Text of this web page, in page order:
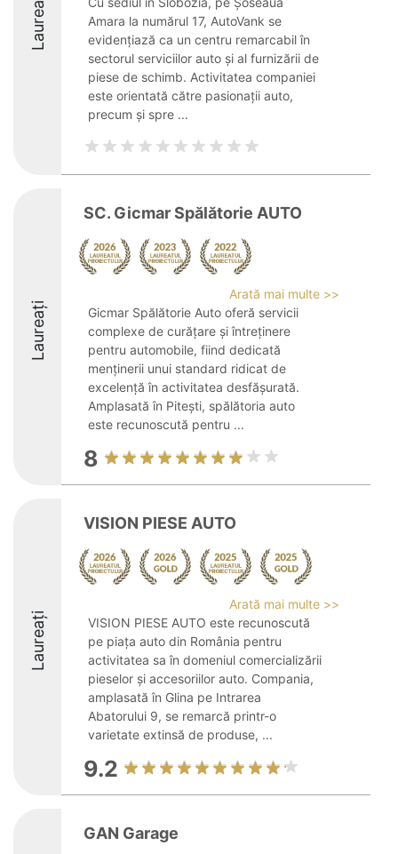
Laureați
Amara la numărul 17, AutoVank se
evidențiază ca un centru remarcabil în
sectorul serviciilor auto și al furnizării de
piese de schimb. Activitatea companiei
este orientată către pasionații auto,
precum și spre ...
Laureați
SC. Gicmar Spălătorie AUTO
Arată mai multe >>
Gicmar Spălătorie Auto oferă servicii
complexe de curățare și întreținere
pentru automobile, fiind dedicată
menținerii unui standard ridicat de
excelență în activitatea desfășurată.
Amplasată în Pitești, spălătoria auto
este recunoscută pentru ...
8
Laureați
VISION PIESE AUTO
Arată mai multe >>
VISION PIESE AUTO este recunoscută
pe piața auto din România pentru
activitatea sa în domeniul comercializării
pieselor și accesoriilor auto. Compania,
amplasată în Glina pe Intrarea
Abatorului 9, se remarcă printr-o
varietate extinsă de produse, ...
9.2
GAN Garage